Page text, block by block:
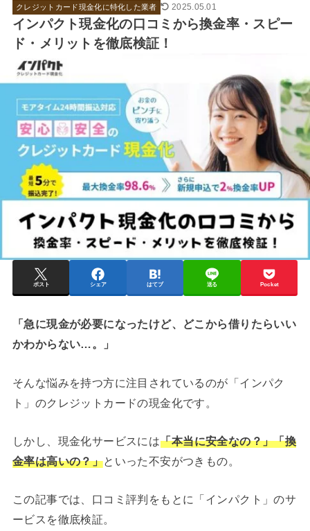
クレジットカード現金化に特化した業者 2025.05.01
インパクト現金化の口コミから換金率・スピー
ド・メリットを徹底検証！
ポスト シェア はてブ 送る Pocket
「急に現金が必要になったけど、どこから借りたらいい
かわからない…。」
そんな悩みを持つ方に注目されているのが「インパク
ト」のクレジットカードの現金化です。
しかし、現金化サービスには「本当に安全なの？」「換
金率は高いの？」といった不安がつきもの。
この記事では、口コミ評判をもとに「インパクト」のサ
ービスを徹底検証。